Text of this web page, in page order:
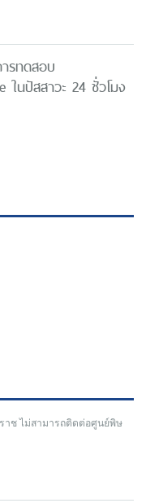
รทดสอบ
ในปัสสาวะ 24 ชั่วโมง
าช ไม่สามารถติดต่อศูนย์พิษ